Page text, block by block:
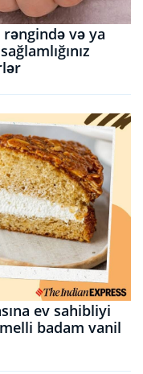
rəngində və ya
ev sahibliyi
badam vanil